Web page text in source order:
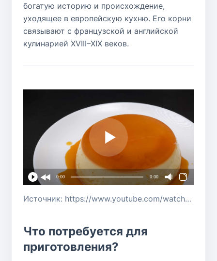
богатую историю и происхождение,
уходящее в европейскую кухню. Его корни
связывают с французской и английской
кулинарией XVIII–XIX веков.
0:00 0:00
Источник: https://www.youtube.com/watch?v=_HckIksGWDE
Что потребуется для
приготовления?